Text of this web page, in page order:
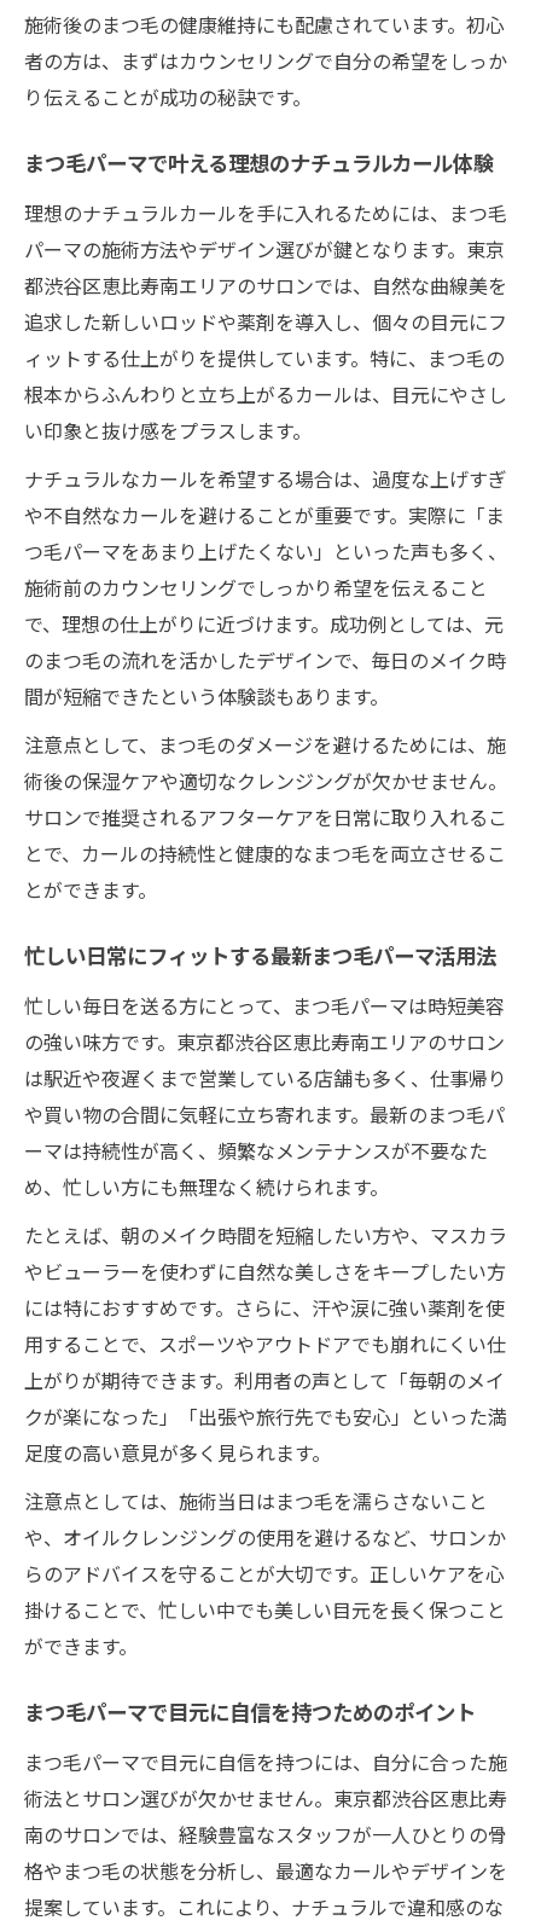
選び方
まつ毛パーマで毎日の時短メイクを実現
施術後のまつ毛の健康維持にも配慮されています。初心
者の方は、まずはカウンセリングで自分の希望をしっか
り伝えることが成功の秘訣です。
まつ毛パーマで叶える理想のナチュラルカール体験
理想のナチュラルカールを手に入れるためには、まつ毛
パーマの施術方法やデザイン選びが鍵となります。東京
都渋谷区恵比寿南エリアのサロンでは、自然な曲線美を
追求した新しいロッドや薬剤を導入し、個々の目元にフ
ィットする仕上がりを提供しています。特に、まつ毛の
根本からふんわりと立ち上がるカールは、目元にやさし
い印象と抜け感をプラスします。
ナチュラルなカールを希望する場合は、過度な上げすぎ
や不自然なカールを避けることが重要です。実際に「ま
つ毛パーマをあまり上げたくない」といった声も多く、
施術前のカウンセリングでしっかり希望を伝えること
で、理想の仕上がりに近づけます。成功例としては、元
のまつ毛の流れを活かしたデザインで、毎日のメイク時
間が短縮できたという体験談もあります。
注意点として、まつ毛のダメージを避けるためには、施
術後の保湿ケアや適切なクレンジングが欠かせません。
サロンで推奨されるアフターケアを日常に取り入れるこ
とで、カールの持続性と健康的なまつ毛を両立させるこ
とができます。
忙しい日常にフィットする最新まつ毛パーマ活用法
忙しい毎日を送る方にとって、まつ毛パーマは時短美容
の強い味方です。東京都渋谷区恵比寿南エリアのサロン
は駅近や夜遅くまで営業している店舗も多く、仕事帰り
や買い物の合間に気軽に立ち寄れます。最新のまつ毛パ
ーマは持続性が高く、頻繁なメンテナンスが不要なた
め、忙しい方にも無理なく続けられます。
たとえば、朝のメイク時間を短縮したい方や、マスカラ
やビューラーを使わずに自然な美しさをキープしたい方
には特におすすめです。さらに、汗や涙に強い薬剤を使
用することで、スポーツやアウトドアでも崩れにくい仕
上がりが期待できます。利用者の声として「毎朝のメイ
クが楽になった」「出張や旅行先でも安心」といった満
足度の高い意見が多く見られます。
注意点としては、施術当日はまつ毛を濡らさないこと
や、オイルクレンジングの使用を避けるなど、サロンか
らのアドバイスを守ることが大切です。正しいケアを心
掛けることで、忙しい中でも美しい目元を長く保つこと
ができます。
まつ毛パーマで目元に自信を持つためのポイント
まつ毛パーマで目元に自信を持つには、自分に合った施
術法とサロン選びが欠かせません。東京都渋谷区恵比寿
南のサロンでは、経験豊富なスタッフが一人ひとりの骨
格やまつ毛の状態を分析し、最適なカールやデザインを
提案しています。これにより、ナチュラルで違和感のな